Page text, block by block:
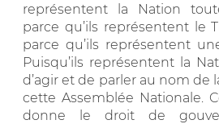
représentent la Nation
parce qu’ils représentent le
parce qu’ils représentent
Puisqu’ils représentent la
d’agir et de parler au nom de
cette Assemblée Nationale.
donne le droit de